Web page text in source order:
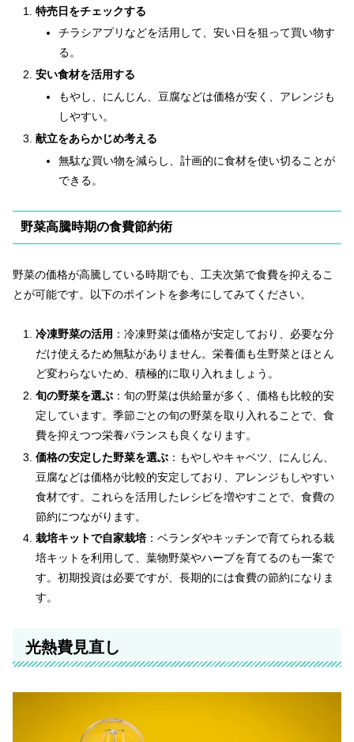
特売日をチェックする
チラシアプリなどを活用して、安い日を狙って買い物す
る。
安い食材を活用する
もやし、にんじん、豆腐などは価格が安く、アレンジも
しやすい。
献立をあらかじめ考える
無駄な買い物を減らし、計画的に食材を使い切ることが
できる。
野菜高騰時期の食費節約術
野菜の価格が高騰している時期でも、工夫次第で食費を抑えるこ
とが可能です。以下のポイントを参考にしてみてください。
冷凍野菜の活用 ：冷凍野菜は価格が安定しており、必要な分
だけ使えるため無駄がありません。栄養価も生野菜とほとん
ど変わらないため、積極的に取り入れましょう。
旬の野菜を選ぶ：旬の野菜は供給量が多く、価格も比較的安
定しています。季節ごとの旬の野菜を取り入れることで、食
費を抑えつつ栄養バランスも良くなります。
価格の安定した野菜を選ぶ：もやしやキャベツ、にんじん、
豆腐などは価格が比較的安定しており、アレンジもしやすい
食材です。これらを活用したレシピを増やすことで、食費の
節約につながります。
栽培キットで自家栽培：ベランダやキッチンで育てられる栽
培キットを利用して、葉物野菜やハーブを育てるのも一案で
す。初期投資は必要ですが、長期的には食費の節約になりま
す。
光熱費見直し